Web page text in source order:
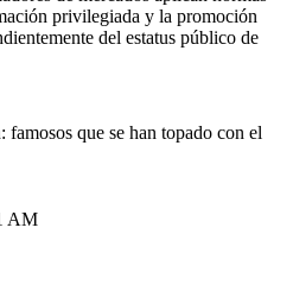
privilegiada y la promoción
del estatus público de
AM